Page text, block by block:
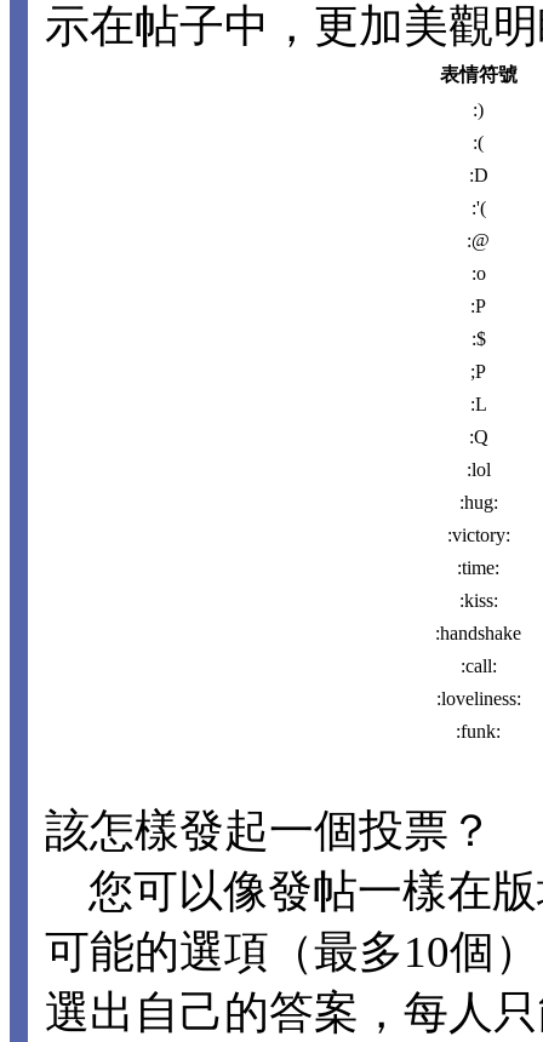
示在帖子中，更加美觀
表情符號
:)
:(
:D
:'(
:@
:o
:P
:$
;P
:L
:Q
:lol
:hug:
:victory:
:time:
:kiss:
:handshake
:call:
:loveliness:
:funk:
該怎樣發起一個投票？
您可以像發帖一樣在
可能的選項（最多10個
選出自己的答案，每人